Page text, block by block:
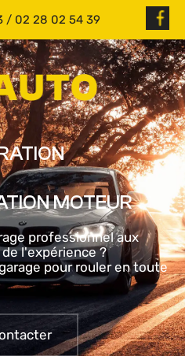
/ 02 28 02 54 39
MOTEUR
professionnel aux
l'expérience ?
pour rouler en toute